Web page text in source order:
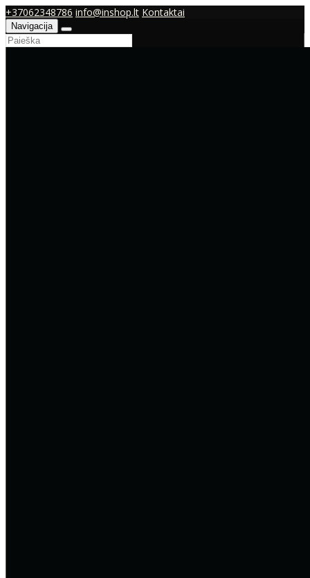
+37062348786 info@inshop.lt Kontaktai
Navigacija